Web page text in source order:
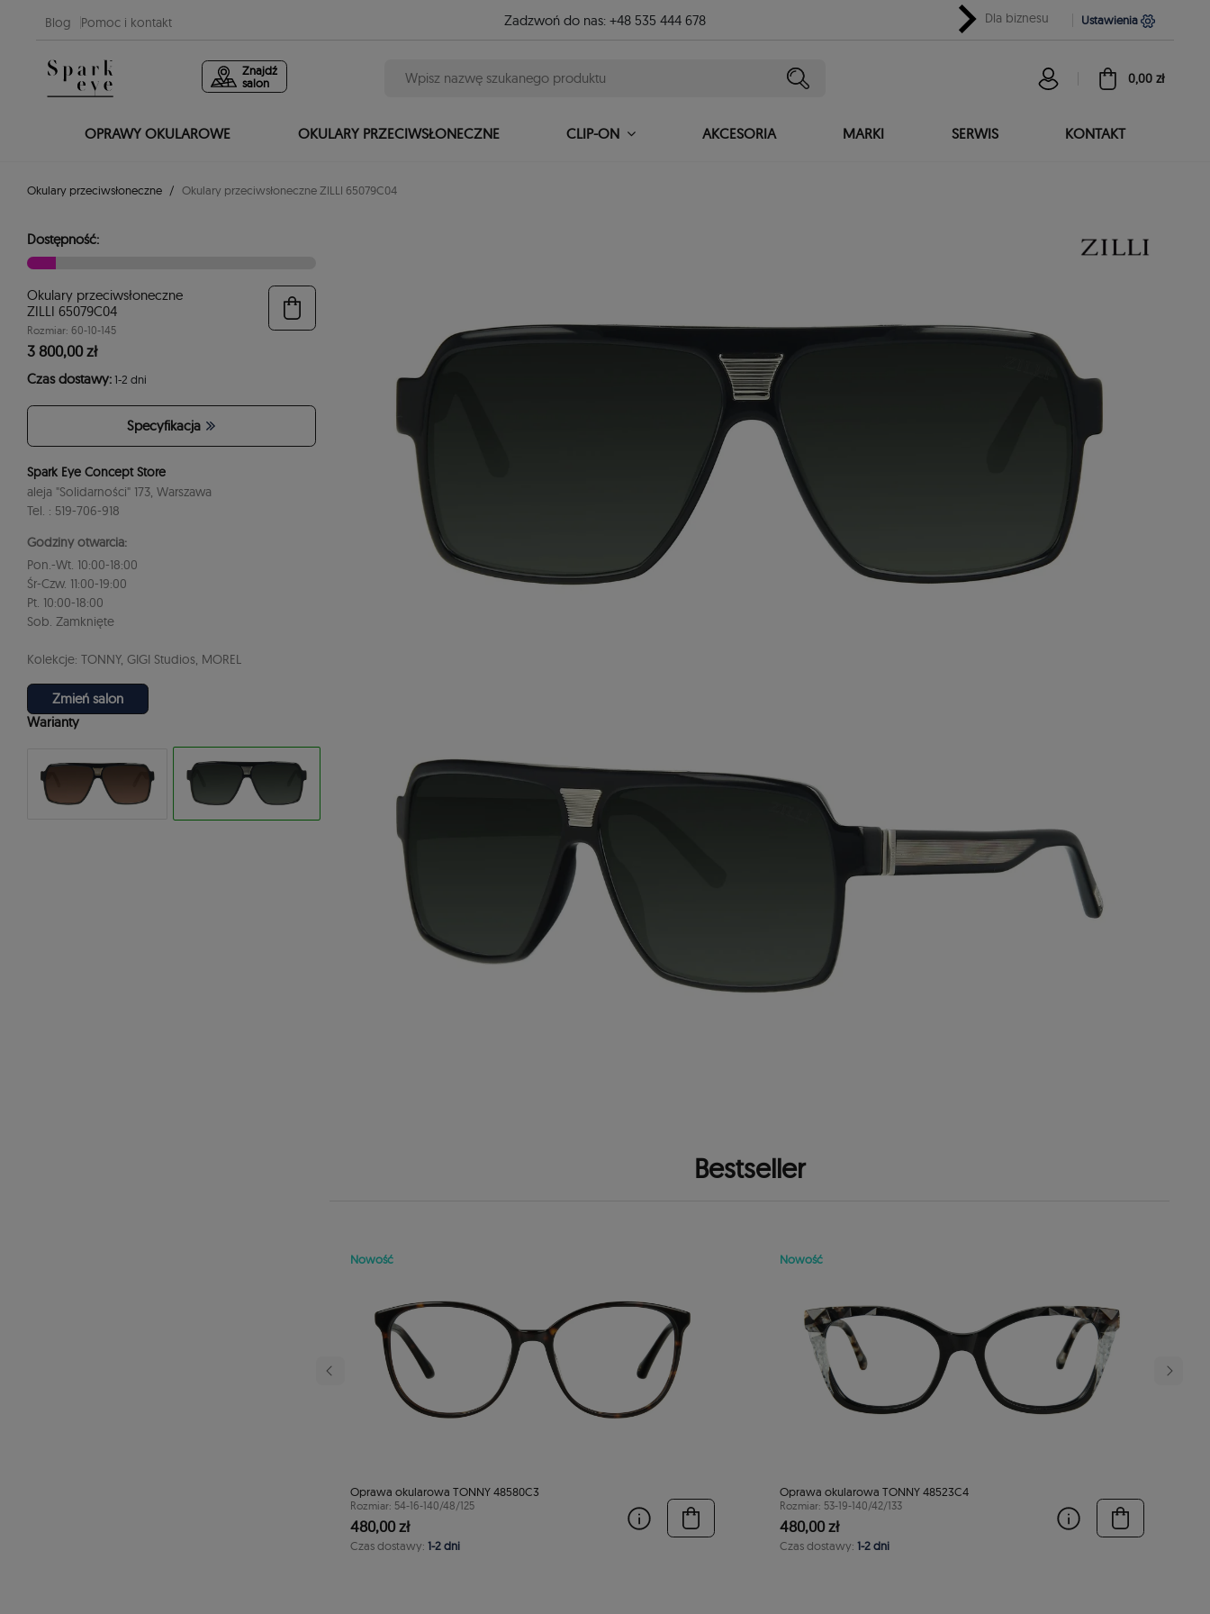
Blog Pomoc i kontakt Zadzwoń do nas: +48 535 444 678 chevron_rightDla biznesu Ustawienia
Znajdź
salon
0,00 zł
OPRAWY OKULAROWE OKULARY PRZECIWSŁONECZNE CLIP-ON AKCESORIA MARKI SERWIS KONTAKT
Okulary przeciwsłoneczne Okulary przeciwsłoneczne ZILLI 65079C04
Dostępność:
Okulary przeciwsłoneczne
ZILLI 65079C04
Rozmiar: 60-10-145
3 800,00 zł
Czas dostawy: 1-2 dni
Specyfikacja
Spark Eye Concept Store
aleja "Solidarności" 173, Warszawa
Tel. : 519-706-918
Godziny otwarcia:
Zmień salon
Pon.-Wt. 10:00-18:00
Śr-Czw. 11:00-19:00
Pt. 10:00-18:00
Sob. Zamknięte
Kolekcje: TONNY, GIGI Studios, MOREL
Warianty
Bestseller
Nowość
Oprawa okularowa TONNY 48580C3
Rozmiar: 54-16-140/48/125
480,00 zł
Czas dostawy: 1-2 dni
Nowość
Oprawa okularowa TONNY 48523C4
Rozmiar: 53-19-140/42/133
480,00 zł
Czas dostawy: 1-2 dni